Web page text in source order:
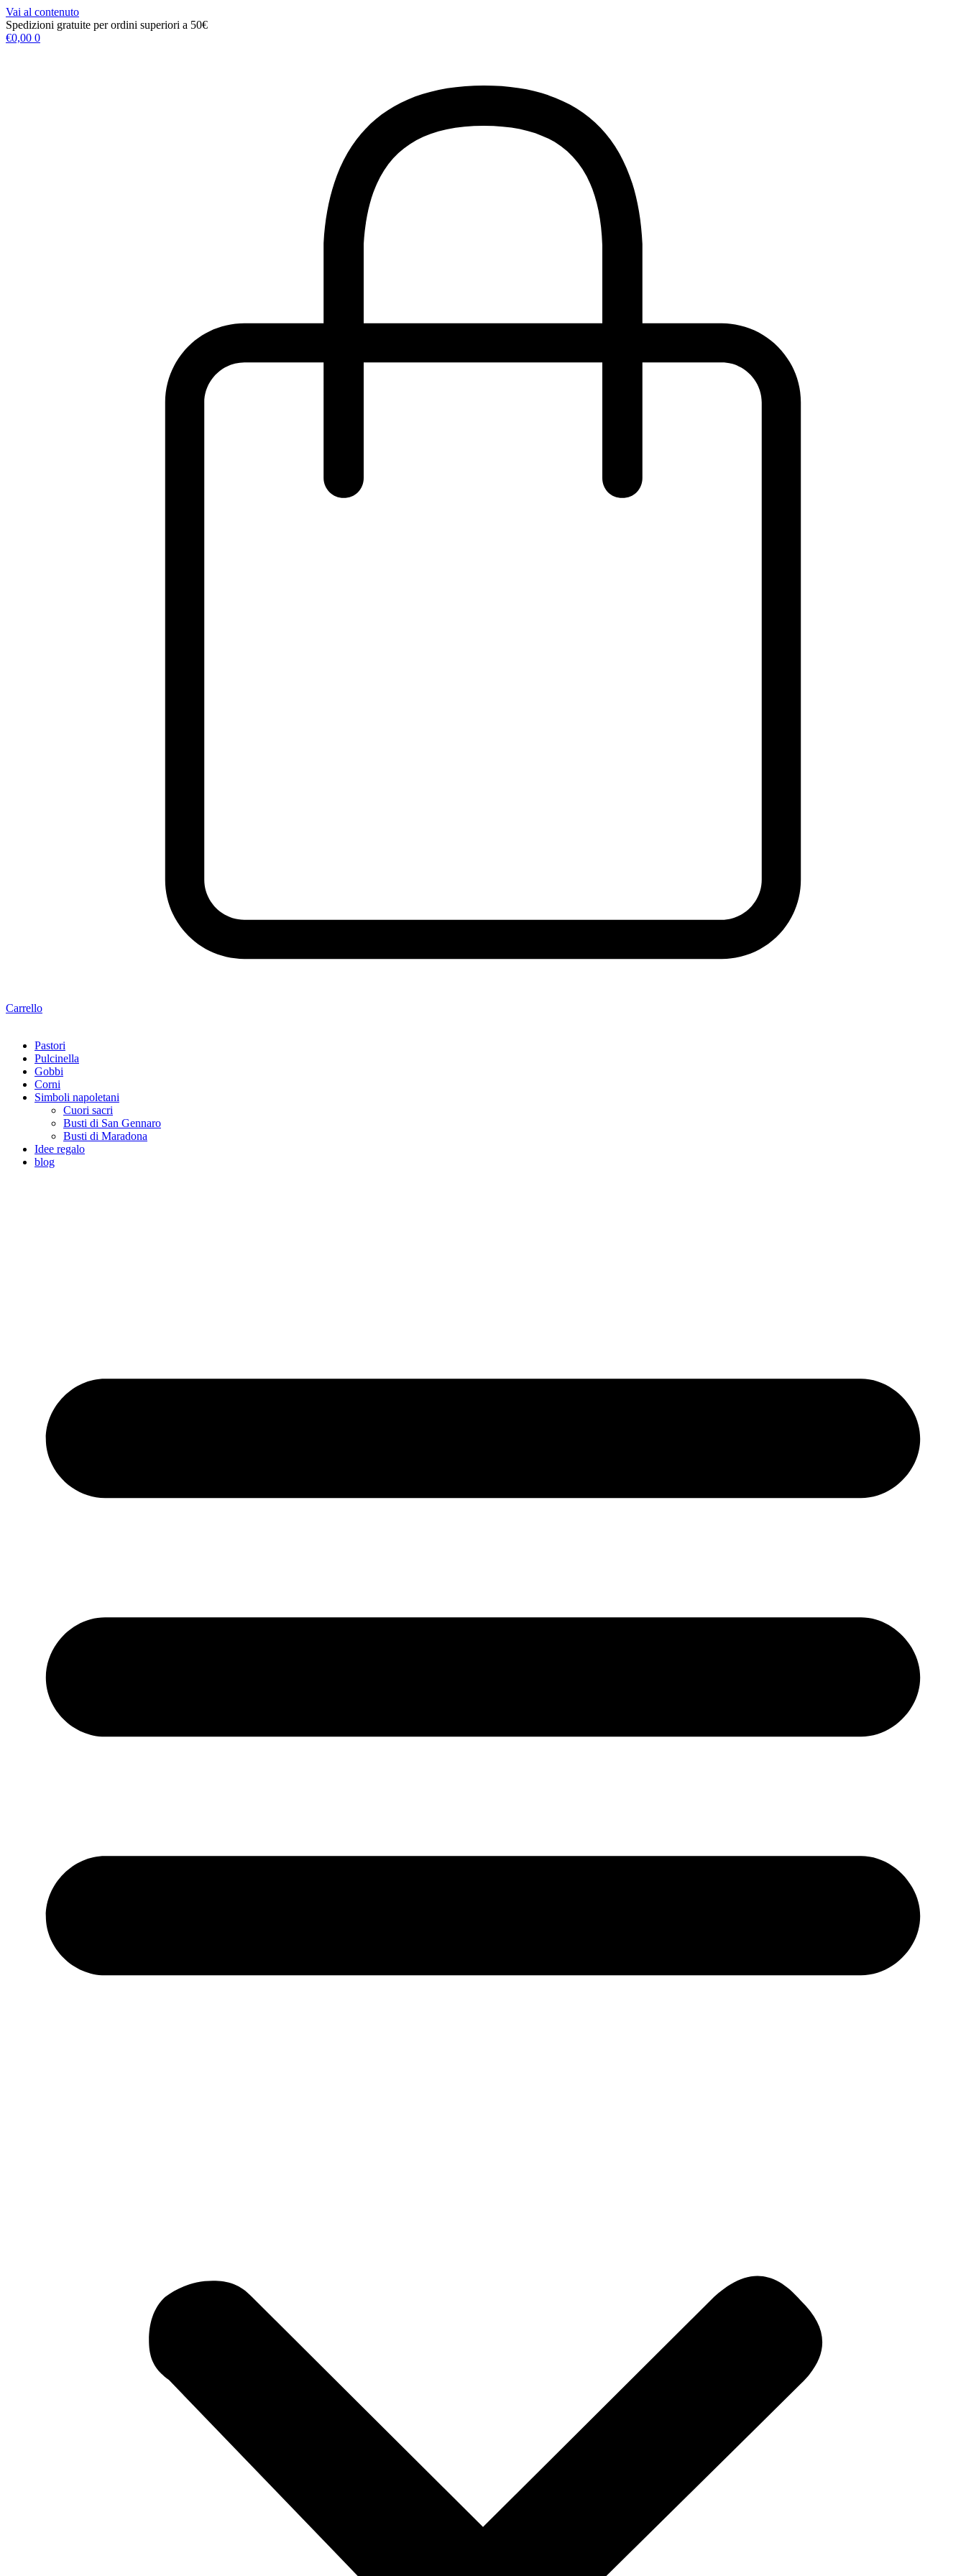
Vai al contenuto
Spedizioni gratuite per ordini superiori a 50€
€0,00 0
Carrello
Pastori
Pulcinella
Gobbi
Corni
Simboli napoletani
Cuori sacri
Busti di San Gennaro
Busti di Maradona
Idee regalo
blog